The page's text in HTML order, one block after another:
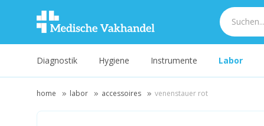
Diagnostik Hygiene Instrumente Labor
home labor accessoires venenstauer rot